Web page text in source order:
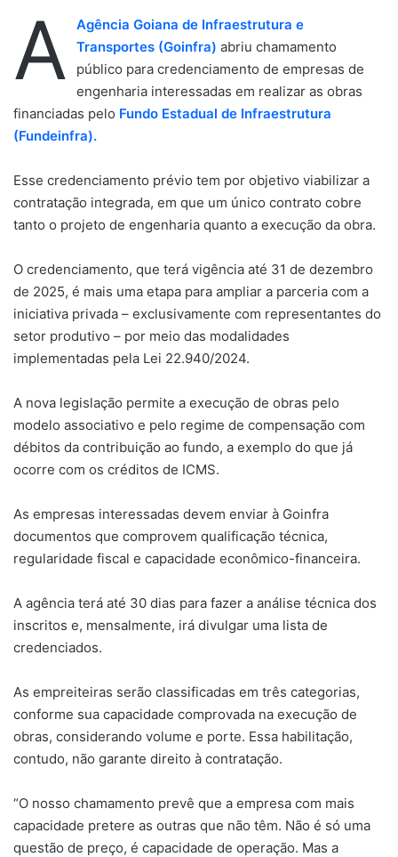
A
Agência Goiana de Infraestrutura e
Transportes (Goinfra) abriu chamamento
público para credenciamento de empresas de
engenharia interessadas em realizar as obras
financiadas pelo Fundo Estadual de Infraestrutura
(Fundeinfra).
Esse credenciamento prévio tem por objetivo viabilizar a
contratação integrada, em que um único contrato cobre
tanto o projeto de engenharia quanto a execução da obra.
O credenciamento, que terá vigência até 31 de dezembro
de 2025, é mais uma etapa para ampliar a parceria com a
iniciativa privada – exclusivamente com representantes do
setor produtivo – por meio das modalidades
implementadas pela Lei 22.940/2024.
A nova legislação permite a execução de obras pelo
modelo associativo e pelo regime de compensação com
débitos da contribuição ao fundo, a exemplo do que já
ocorre com os créditos de ICMS.
As empresas interessadas devem enviar à Goinfra
documentos que comprovem qualificação técnica,
regularidade fiscal e capacidade econômico-financeira.
A agência terá até 30 dias para fazer a análise técnica dos
inscritos e, mensalmente, irá divulgar uma lista de
credenciados.
As empreiteiras serão classificadas em três categorias,
conforme sua capacidade comprovada na execução de
obras, considerando volume e porte. Essa habilitação,
contudo, não garante direito à contratação.
“O nosso chamamento prevê que a empresa com mais
capacidade pretere as outras que não têm. Não é só uma
questão de preço, é capacidade de operação. Mas a